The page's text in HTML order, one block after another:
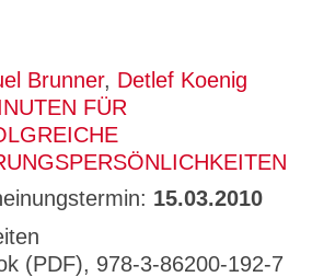
Brunner, Detlef Koenig
FÜR
15.03.2010
(PDF), 978-3-86200-192-7